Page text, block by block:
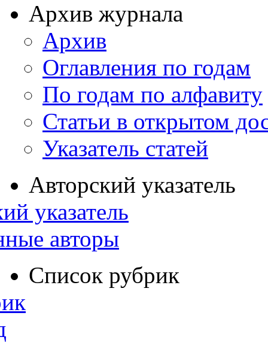
Архив журнала
Архив
Оглавления по годам
По годам по алфавиту
Статьи в открытом
Указатель статей
Авторский указатель
указатель
авторы
Список рубрик